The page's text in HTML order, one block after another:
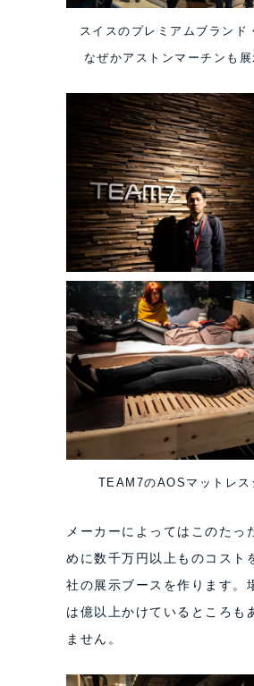
スイスのプレミアムブラン
なぜかアストンマーチンも
TEAM7のAOSマットレス
メーカーによってはこのたっ
めに数千万円以上ものコスト
社の展示ブースを作ります。
は億以上かけているところも
ません。